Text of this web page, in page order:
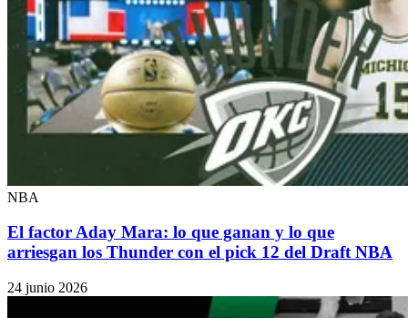
NBA
El factor Aday Mara: lo que ganan y lo que
arriesgan los Thunder con el pick 12 del Draft NBA
24 junio 2026